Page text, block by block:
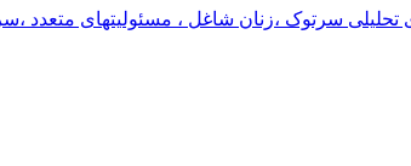
سرتوک ،زنان شاغل ، مسئولیتهای متعدد